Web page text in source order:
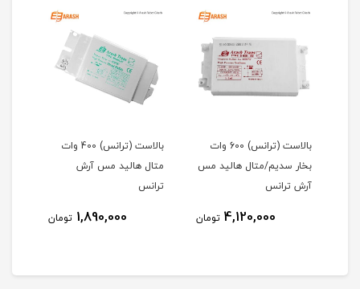
بالاست (ترانس) 600 وات
بخار سدیم/متال هالید مس
آرش ترانس
4,120,000 تومان
بالاست (ترانس) 400 وات
متال هالید مس آرش
ترانس
1,890,000 تومان